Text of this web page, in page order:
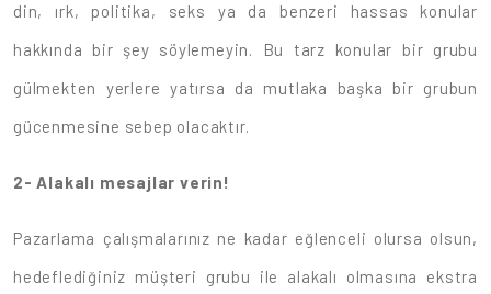
din, ırk, politika, seks ya da benzeri hassas konular
hakkında bir şey söylemeyin. Bu tarz konular bir grubu
gülmekten yerlere yatırsa da mutlaka başka bir grubun
gücenmesine sebep olacaktır.
2-Alakalı mesajlar verin!
Pazarlama çalışmalarınız ne kadar eğlenceli olursa olsun,
hedeflediğiniz müşteri grubu ile alakalı olmasına ekstra